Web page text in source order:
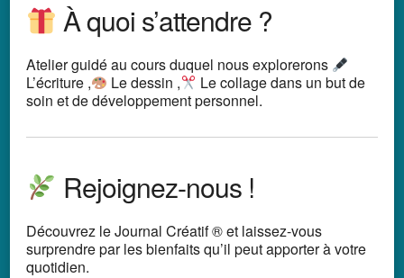
À quoi s’attendre ?
Atelier guidé au cours duquel nous explorerons
L’écriture ,
Le dessin ,
Le collage dans un but de
soin et de développement personnel.
Rejoignez-nous !
Découvrez le Journal Créatif ® et laissez-vous
surprendre par les bienfaits qu’il peut apporter à votre
quotidien.